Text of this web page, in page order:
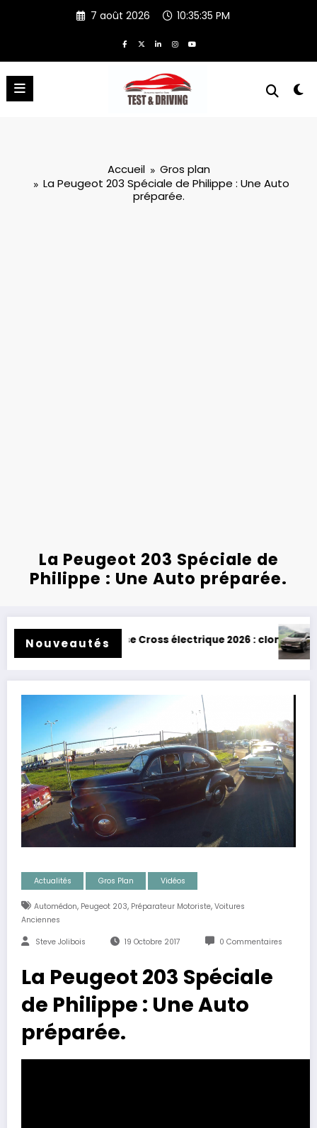
7 août 2026 10:35:36 PM
Accueil
Gros plan
La Peugeot 203 Spéciale de Philippe : Une Auto
préparée.
La Peugeot 203 Spéciale de
Philippe : Une Auto préparée.
Nouveautés
électrique 2026 : clone de Scenic !Toyota BZ4X Touring :
Actualités Gros Plan Vidéos
Automédon, Peugeot 203, Préparateur Motoriste, Voitures
Anciennes
Steve Jolibois 19 Octobre 2017 0 Commentaires
La Peugeot 203 Spéciale
de Philippe : Une Auto
préparée.